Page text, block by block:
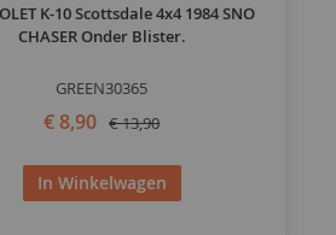
K-10 Scottsdale 4x4 1984 SNO
CHASER Onder Blister.
GREEN30365
€ 8,90 € 13,90
In Winkelwagen